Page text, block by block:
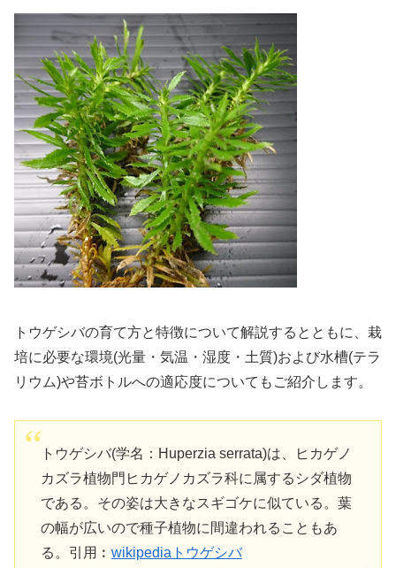
トウゲシバの育て方と特徴について解説するとともに、栽
培に必要な環境(光量・気温・湿度・土質)および水槽(テラ
リウム)や苔ボトルへの適応度についてもご紹介します。
トウゲシバ(学名：Huperzia serrata)は、ヒカゲノ
カズラ植物門ヒカゲノカズラ科に属するシダ植物
である。その姿は大きなスギゴケに似ている。葉
の幅が広いので種子植物に間違われることもあ
る。引用︰ wikipediaトウゲシバ